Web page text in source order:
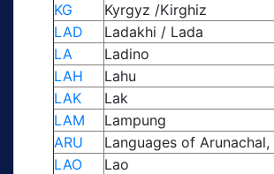
KG
Kyrgyz /Kirghiz
LAD
Ladakhi / Lada
LA
Ladino
LAH
Lahu
LAK
Lak
LAM
Lampung
ARU
Languages of Arunachal,
LAO
Lao